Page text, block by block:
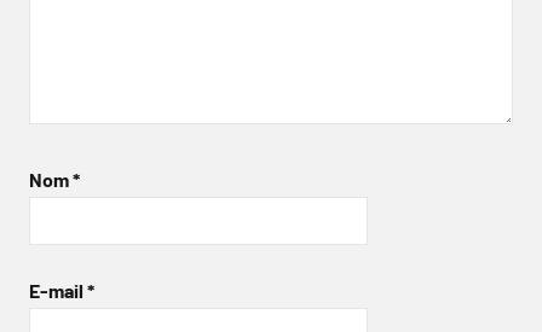
Nom*
E-mail *